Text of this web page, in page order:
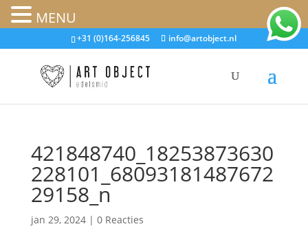
+31 (0)164-256845 info@artobject.nl
421848740_18253873630
228101_68093181487672
29158_n
jan 29, 2024| 0 Reacties
MENU